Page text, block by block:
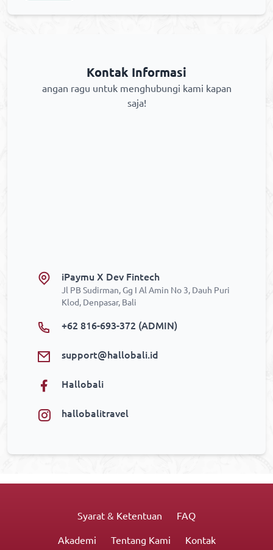
Kontak Informasi
angan ragu untuk menghubungi kami kapan
saja!
iPaymu X Dev Fintech
Jl PB Sudirman, Gg I Al Amin No 3, Dauh Puri
Klod, Denpasar, Bali
+62 816-693-372 (ADMIN)
support@hallobali.id
Hallobali
hallobalitravel
Syarat & Ketentuan
FAQ
Akademi
Tentang Kami Kontak